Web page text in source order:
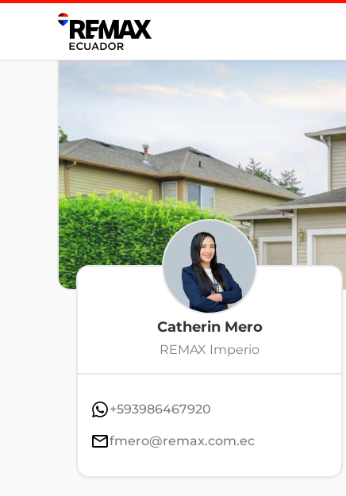
Catherin Mero
REMAX Imperio
+593986467920
fmero@remax.com.ec